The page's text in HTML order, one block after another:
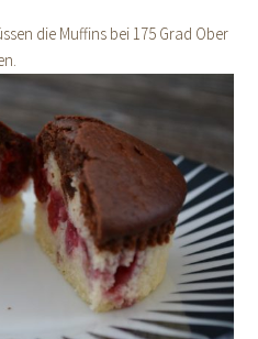
die Muffins bei 175 Grad Ober